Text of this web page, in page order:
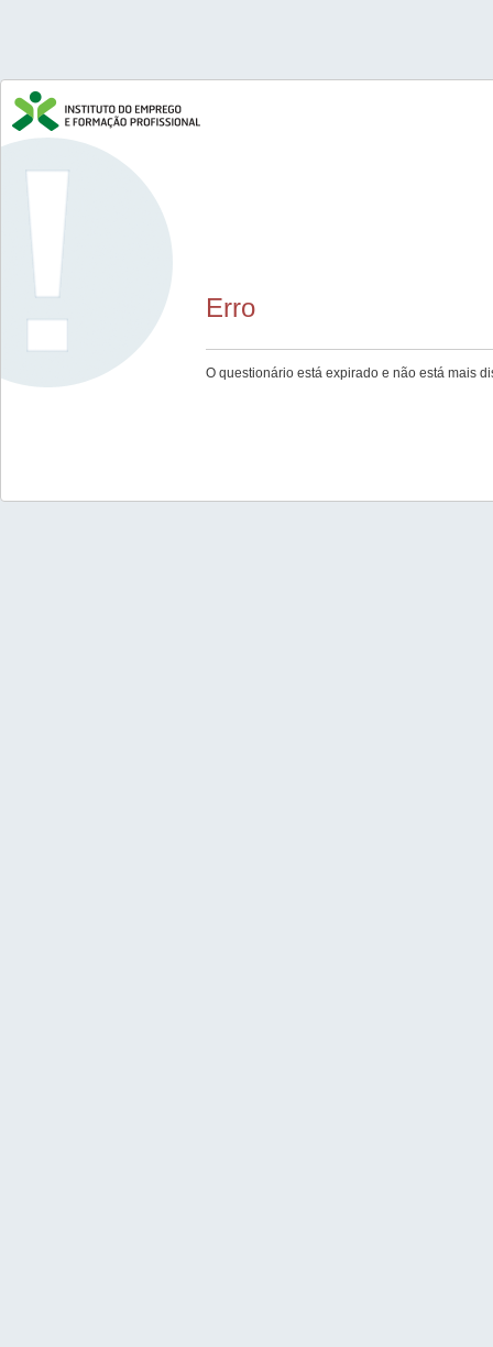
Erro
O questionário está expirado e não está mais